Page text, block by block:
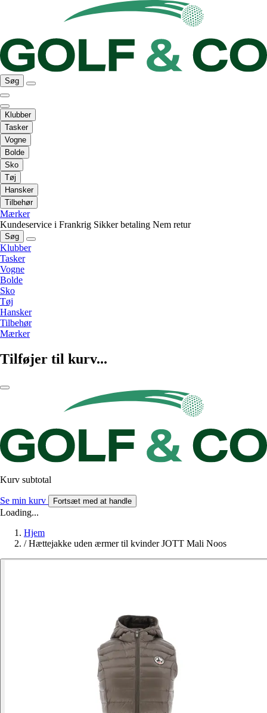
Søg
Klubber
Tasker
Vogne
Bolde
Sko
Tøj
Hansker
Tilbehør
Mærker
Kundeservice i Frankrig Sikker betaling Nem retur
Søg
Klubber
Tasker
Vogne
Bolde
Sko
Tøj
Hansker
Tilbehør
Mærker
Tilføjer til kurv...
Kurv subtotal
Se min kurv Fortsæt med at handle
Loading...
Hjem
/ Hættejakke uden ærmer til kvinder JOTT Mali Noos